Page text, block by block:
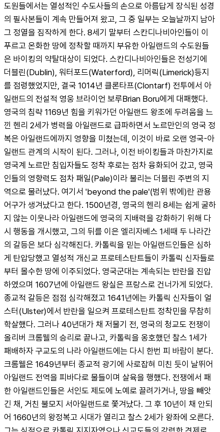
도원들에서는 열성적인 수도사들의 손으로 아름답게 장식된 성경
의 필사본들이 계속 만들어져 왔고, 그 중 일부는 오늘날까지 남아
그 정열을 짐작하게 한다. 8세기 말부터 스칸디나비아인들이 이
푸르고 온화한 땅에 정착할 때까지 부유한 아일랜드의 수도원들
은 바이킹의 약탈대상이 되었다. 스칸디나비아인들은 전성기에
더블린(Dublin), 워터포드(Waterford), 리머릭(Limerick)등지
를 점령했었지만, 결국 1014년 클론타프(Clontarf) 전투에서 아
일랜드의 전설적 영웅 브라이언 보루Brian Boru에게 대패했다.
영국의 침략 1169년 힘을 키워가던 아일랜드 왕조에 두려움을 느
낀 헨리 2세가 병력을 아일랜드로 급파하면서 노르만인의 영국 정
복은 아일랜드에까지 영향을 미쳤는데, 이것이 바로 오랜 영국-아
일랜드 관계의 시작이 된다. 그러나, 이전 바이킹들과 마찬가지로
영국계 노르만 침입자들도 정착 후로는 점차 융화되어 갔고, 영국
인들의 영향력도 점차 패일(Pale)이라 불리는 더블린 주변의 지
역으로 물러났다. 여기서 'beyond the pale'(범위 밖에)란 관용
어구가 생겨났다고 한다. 1500년경, 영국의 헨리 8세는 쉽게 굴하
지 않는 이웃나라 아일랜드에 영국의 지배력을 강화하기 위해 다
시 행동을 개시했고, 그의 뒤를 이은 엘리자베스 1세때 두 나라간
의 갈등은 보다 심각해진다. 카톨릭을 믿는 아일랜드인들은 심하
게 탄압당했고 열성적 개신교 프로테스탄트들이 카톨릭 신자들로
부터 몰수한 땅에 이주되었다. 영국군대는 계속되는 반란을 진압
하였으며 1607년에 아일랜드 왕실은 프랑스로 건너가게 되었다.
종교적 갈등은 점점 심각해졌고 1641년에는 카톨릭 신자들이 얼
스터(Ulster)에서 반란을 일으켜 프로테스탄트 정착민을 무참히
학살했다. 그러나 40년대가 채 저물기 전, 영국의 청교도 전쟁이
올리버 크롬웰의 승리로 끝나고, 카톨릭을 옹호했던 찰스 1세가
패배하자 구교도의 나라 아일랜드에는 다시 한번 피 바람이 분다.
크롬웰은 1649년부터 종교적 광기에 사로잡혀 미친 듯이 날뛰어
아일랜드 전역을 피바다로 물들이며 살육을 행했다. 전쟁에서 패
한 아일랜드인들은 서인도 제도에 노예로 끌려가거나, 땅을 빼앗
긴 채, 거친 불모지 서아일랜드로 쫓겨났다. 그 후 10년이 채 안되
어 1660년의 왕정복고 시대가 열리고 찰스 2세가 왕좌에 오른다.